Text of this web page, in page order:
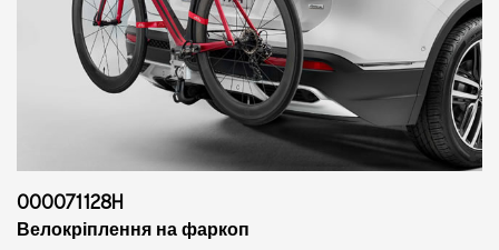
000071128H
Велокріплення на фаркоп